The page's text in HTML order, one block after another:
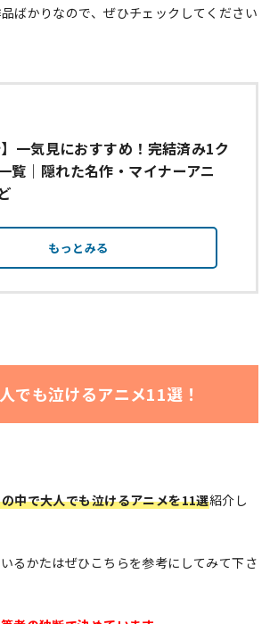
ばかりなので、ぜひチェックしてください
】一気見におすすめ！完結済み1ク
覧｜隠れた名作・マイナーアニ
もっとみる
でも泣けるアニメ11選！
中で大人でも泣けるアニメを11選紹介し
るかたはぜひこちらを参考にしてみて下さ